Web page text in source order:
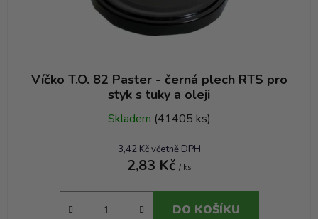
Víčko T.O. 82 Paster - černá plech RTS pro
styk s tuky a oleji
Skladem (41405 ks)
3,42 Kč včetně DPH
2,83 Kč / ks
DO KOŠÍKU